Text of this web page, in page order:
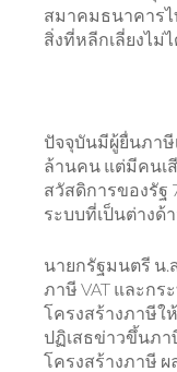
สมาคมธนาคารไ
สิ่งที่หลีกเลี่ยงไม่ไ
ปัจจุบันมีผู้ยื่นภา
ล้านคน แต่มีคนเ
สวัสดิการของรัฐ
ระบบที่เป็นต่างด้
นายกรัฐมนตรี น.
ภาษี VAT และก
โครงสร้างภาษีใ
ปฏิเสธข่าวขึ้นภา
โครงสร้างภาษี ผ